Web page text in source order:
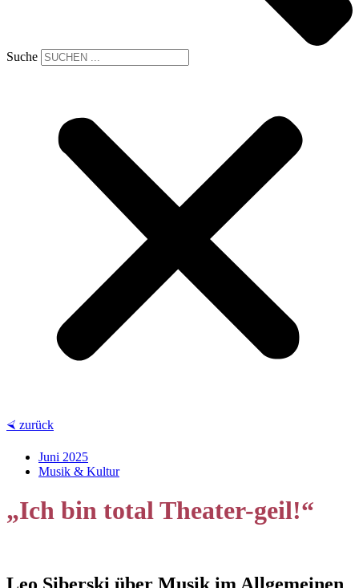
Suche
⮘ zurück
Juni 2025
Musik & Kultur
„Ich bin total Theater-geil!“
Leo Siberski über Musik im Allgemeinen